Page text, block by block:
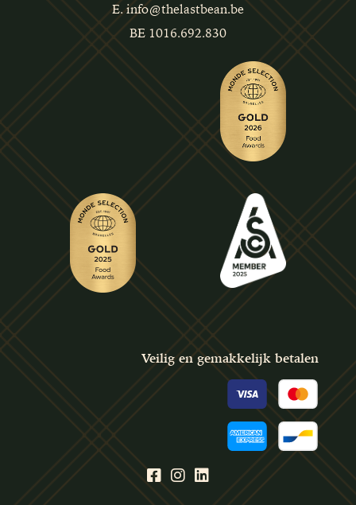
E. info@thelastbean.be
BE 1016.692.830
Veilig en gemakkelijk betalen